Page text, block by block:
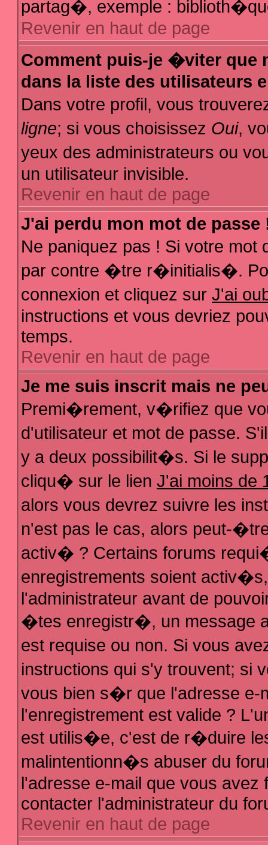
partag�, exemple :
Revenir en haut de page
Comment puis-je �viter que
dans la liste des utilisateurs
Dans votre profil, vous
ligne; si vous choisissez Oui,
yeux des administrateurs ou
un utilisateur invisible.
Revenir en haut de page
J'ai perdu mon mot de passe
Ne paniquez pas ! Si votre
par contre �tre r�initialis�.
connexion et cliquez sur J'ai
instructions et vous devriez
temps.
Revenir en haut de page
Je me suis inscrit mais ne
Premi�rement, v�rifiez que
d'utilisateur et mot de passe.
y a deux possibilit�s. Si le
cliqu� sur le lien J'ai moins de
alors vous devrez suivre les
n'est pas le cas, alors peut-
activ� ? Certains forums
enregistrements soient
l'administrateur avant de
�tes enregistr�, un message
est requise ou non. Si vous
instructions qui s'y trouvent;
vous bien s�r que l'adresse e-
l'enregistrement est valide ?
est utilis�e, c'est de r�duire
malintentionn�s abuser du
l'adresse e-mail que vous
contacter l'administrateur du
Revenir en haut de page